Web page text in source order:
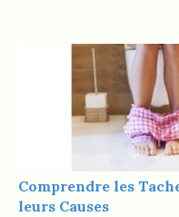
Comprendre les
leurs Causes